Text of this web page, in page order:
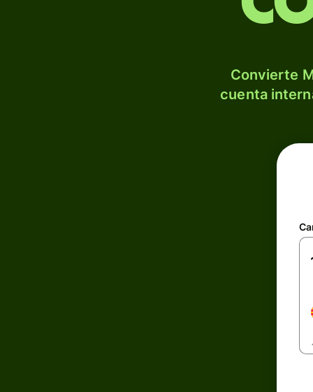
Convierte
cuenta